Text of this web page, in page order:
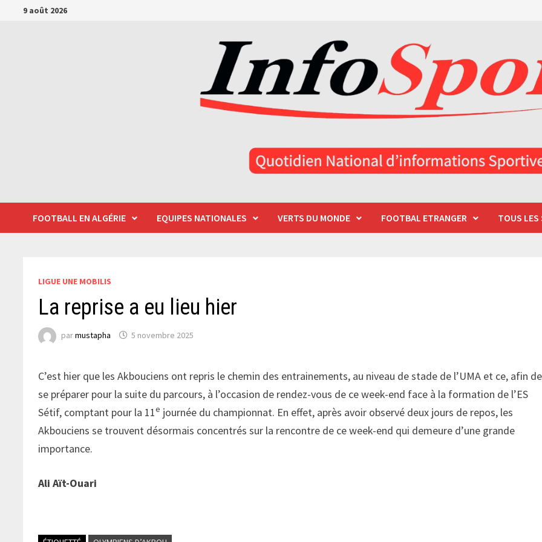
Passer9 août 2026
FOOTBALL EN ALGÉRIE EQUIPES NATIONALES VERTS DU MONDE FOOTBAL ETRANGER TOUS LES
LIGUE UNE MOBILIS
La reprise a eu lieu hier
parmustapha 5 novembre 2025
C’est hier que les Akbouciens ont repris le chemin des entrainements, au niveau de stade de l’UMA et ce, afin de
se préparer pour la suite du parcours, à l’occasion de rendez-vous de ce week-end face à la formation de l’ES
Sétif, comptant pour la 11e journée du championnat. En effet, après avoir observé deux jours de repos, les
Akbouciens se trouvent désormais concentrés sur la rencontre de ce week-end qui demeure d’une grande
importance.
Ali Aït-Ouari